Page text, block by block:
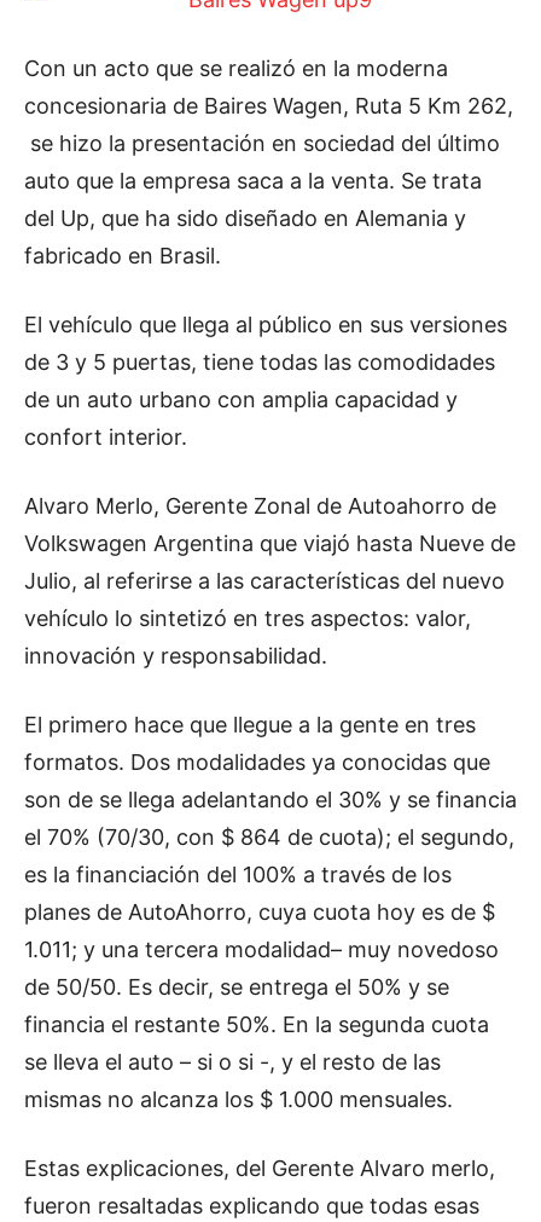
Con un acto que se realizó en la moderna
concesionaria de Baires Wagen, Ruta 5 Km 262,
se hizo la presentación en sociedad del último
auto que la empresa saca a la venta. Se trata
del Up, que ha sido diseñado en Alemania y
fabricado en Brasil.
El vehículo que llega al público en sus versiones
de 3 y 5 puertas, tiene todas las comodidades
de un auto urbano con amplia capacidad y
confort interior.
Alvaro Merlo, Gerente Zonal de Autoahorro de
Volkswagen Argentina que viajó hasta Nueve de
Julio, al referirse a las características del nuevo
vehículo lo sintetizó en tres aspectos: valor,
innovación y responsabilidad.
El primero hace que llegue a la gente en tres
formatos. Dos modalidades ya conocidas que
son de se llega adelantando el 30% y se financia
el 70% (70/30, con $ 864 de cuota); el segundo,
es la financiación del 100% a través de los
planes de AutoAhorro, cuya cuota hoy es de $
1.011; y una tercera modalidad– muy novedoso
de 50/50. Es decir, se entrega el 50% y se
financia el restante 50%. En la segunda cuota
se lleva el auto – si o si -, y el resto de las
mismas no alcanza los $ 1.000 mensuales.
Estas explicaciones, del Gerente Alvaro merlo,
fueron resaltadas explicando que todas esas